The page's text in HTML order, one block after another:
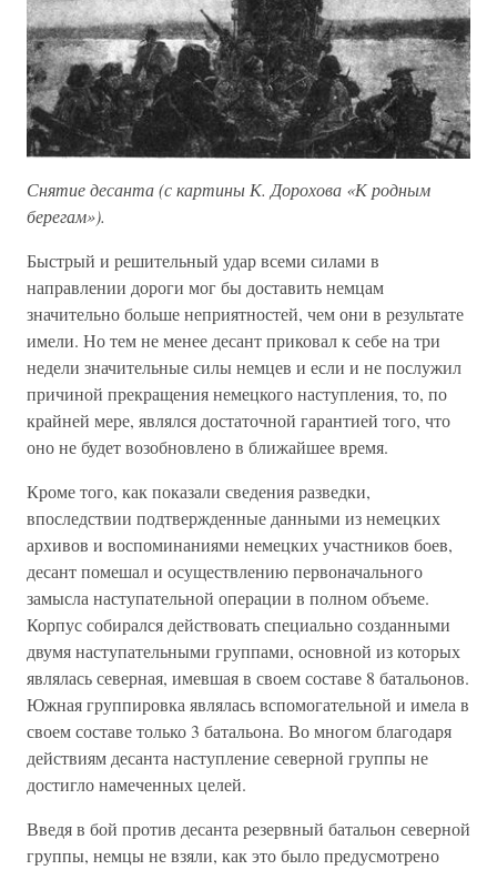
Снятие десанта (с картины К. Дорохова «К родным
берегам»).
Быстрый и решительный удар всеми силами в
направлении дороги мог бы доставить немцам
значительно больше неприятностей, чем они в результате
имели. Но тем не менее десант приковал к себе на три
недели значительные силы немцев и если и не послужил
причиной прекращения немецкого наступления, то, по
крайней мере, являлся достаточной гарантией того, что
оно не будет возобновлено в ближайшее время.
Кроме того, как показали сведения разведки,
впоследствии подтвержденные данными из немецких
архивов и воспоминаниями немецких участников боев,
десант помешал и осуществлению первоначального
замысла наступательной операции в полном объеме.
Корпус собирался действовать специально созданными
двумя наступательными группами, основной из которых
являлась северная, имевшая в своем составе 8 батальонов.
Южная группировка являлась вспомогательной и имела в
своем составе только 3 батальона. Во многом благодаря
действиям десанта наступление северной группы не
достигло намеченных целей.
Введя в бой против десанта резервный батальон северной
группы, немцы не взяли, как это было предусмотрено